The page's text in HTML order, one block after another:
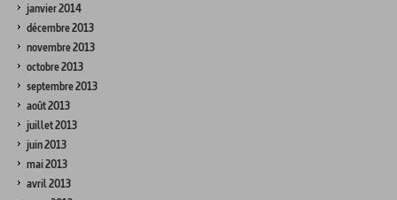
janvier 2014
décembre 2013
novembre 2013
octobre 2013
septembre 2013
août 2013
juillet 2013
juin 2013
mai 2013
avril 2013